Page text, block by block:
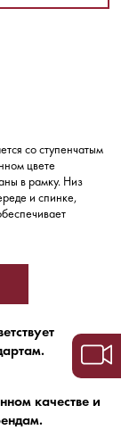
со ступенчатым
цвете
в рамку. Низ
и спинке,
качестве и